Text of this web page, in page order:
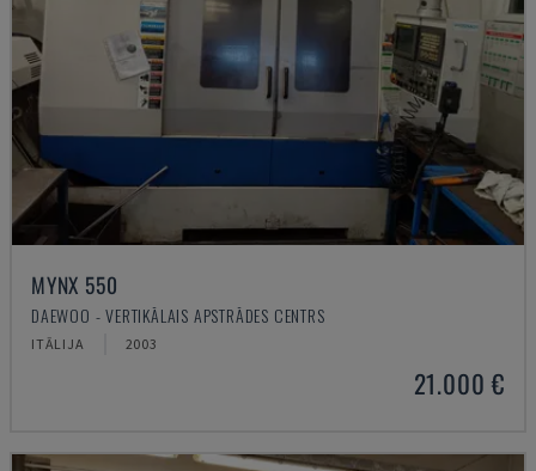
MYNX 550
DAEWOO - VERTIKĀLAIS APSTRĀDES CENTRS
ITĀLIJA 2003
21.000 €